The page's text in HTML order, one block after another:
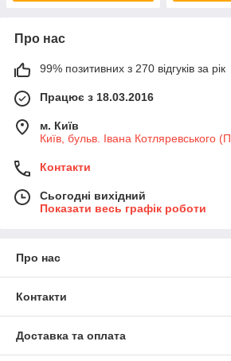
Про нас
99% позитивних з 270 відгуків за рік
Працює з 18.03.2016
м. Київ
Київ, бульв. Івана Котляревського
Контакти
Сьогодні вихідний
Показати весь графік роботи
Про нас
Контакти
Доставка та оплата